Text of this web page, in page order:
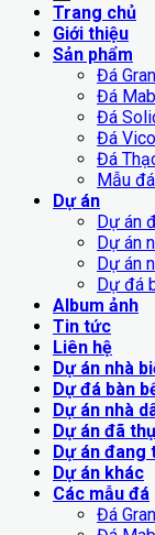
Trang chủ
Giới thiệu
Sản phẩm
Đá
Đá
Đá
Đá
Đá
Mẫu
Dự án
Dự án
Dự án
Dự án
Dự đá
Album ảnh
Tin tức
Liên hệ
Dự án nhà
Dự đá bàn
Dự án nhà
Dự án đã
Dự án đang
Dự án khác
Các mẫu đá
Đá